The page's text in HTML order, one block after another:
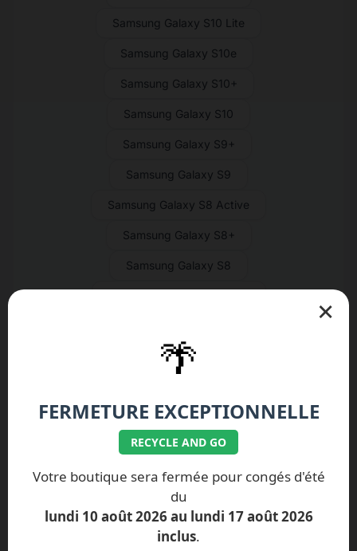
Samsung Galaxy S10 Lite
Samsung Galaxy S10e
Samsung Galaxy S10+
Samsung Galaxy S10
Samsung Galaxy S9+
Samsung Galaxy S9
Samsung Galaxy S8 Active
Samsung Galaxy S8+
Samsung Galaxy S8
Samsung Galaxy S7
Samsung Galaxy S6 Edge+
Samsung Galaxy S6 Edge
Samsung Galaxy S6
Samsung Galaxy S5 Neo
Samsung Galaxy S5 Active
×
🌴
FERMETURE EXCEPTIONNELLE
RECYCLE AND GO
Votre boutique sera fermée pour congés d'été
du
lundi 10 août 2026 au lundi 17 août 2026
inclus.